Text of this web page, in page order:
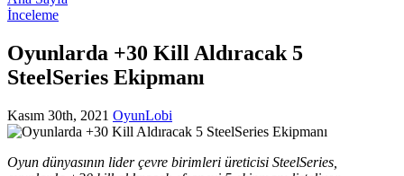
İnceleme
Oyunlarda +30 Kill Aldıracak 5
SteelSeries Ekipmanı
Kasım 30th, 2021 OyunLobi
Oyun dünyasının lider çevre birimleri üreticisi SteelSeries,